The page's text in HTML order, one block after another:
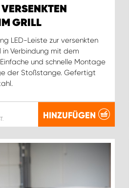
GRILL
LED-Leiste zur versenkten
in Verbindung mit dem
und schnelle Montage
der Stoßstange. Gefertigt
HINZUFÜGEN